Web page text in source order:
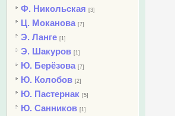
Ф. Никольская [3]
Ц. Моканова [7]
Э. Ланге [1]
Э. Шакуров [1]
Ю. Берёзова [7]
Ю. Колобов [2]
Ю. Пастернак [5]
Ю. Санников [1]